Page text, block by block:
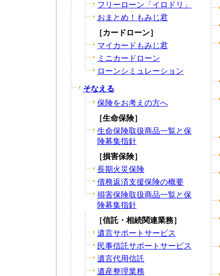
フリーローン「イロドリ」
おまとめ！もみじ君
［カードローン］
マイカードもみじ君
ミニカードローン
ローンシミュレーション
そなえる
保険をお考えの方へ
［生命保険］
生命保険取扱商品一覧と保
険募集指針
［損害保険］
長期火災保険
債務返済支援保険の概要
損害保険取扱商品一覧と保
険募集指針
［信託・相続関連業務］
遺言サポートサービス
民事信託サポートサービス
遺言代用信託
遺産整理業務